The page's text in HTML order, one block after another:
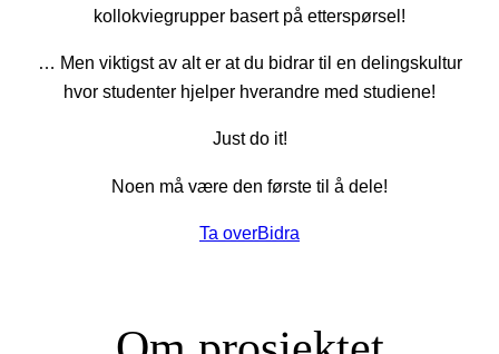
kollokviegrupper basert på etterspørsel!
… Men viktigst av alt er at du bidrar til en delingskultur
hvor studenter hjelper hverandre med studiene!
Just do it!
Noen må være den første til å dele!
Ta overBidra